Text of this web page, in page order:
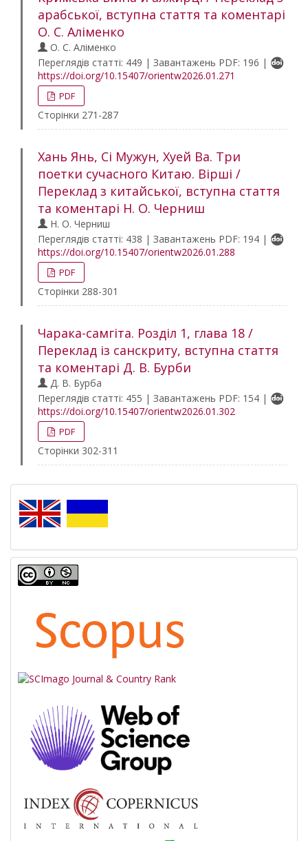
арабської, вступна стаття та коментарі
О. С. Аліменко
О. С. Аліменко
Переглядів статті: 449 | Завантажень PDF: 196 |
https://doi.org/10.15407/orientw2026.01.271
PDF
Сторінки 271-287
Хань Янь, Сі Мужун, Хуей Ва. Три
поетки сучасного Китаю. Вірші /
Переклад з китайської, вступна стаття
та коментарі Н. О. Черниш
Н. О. Черниш
Переглядів статті: 438 | Завантажень PDF: 194 |
https://doi.org/10.15407/orientw2026.01.288
PDF
Сторінки 288-301
Чарака-самгіта. Розділ 1, глава 18 /
Переклад із санскриту, вступна стаття
та коментарі Д. В. Бурби
Д. В. Бурба
Переглядів статті: 455 | Завантажень PDF: 154 |
https://doi.org/10.15407/orientw2026.01.302
PDF
Сторінки 302-311